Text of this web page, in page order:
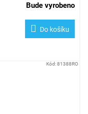
Bude vyrobeno
Do košíku
Kód:81388RO